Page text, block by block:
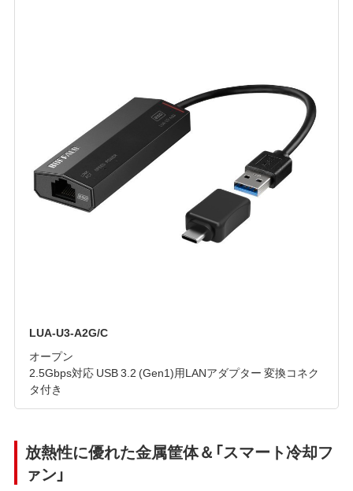
LUA-U3-A2G/C
オープン
2.5Gbps対応 USB 3.2 (Gen1)用LANアダプター 変換コネク
タ付き
放熱性に優れた金属筐体＆「スマート冷却フ
ァン」